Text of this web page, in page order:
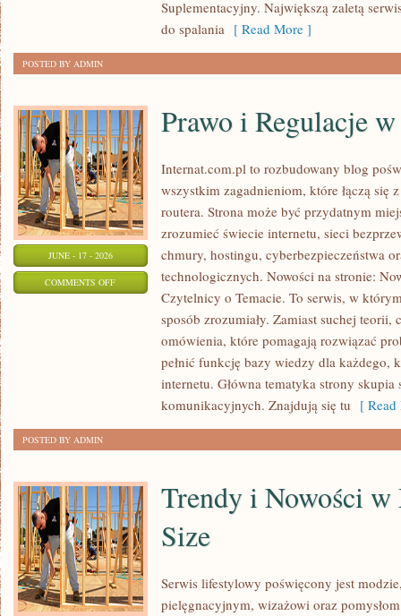
Suplementacyjny. Największą zaletą
do spalania [ Read More ]
POSTED BY ADMIN
JUNE - 17 - 2026
COMMENTS OFFON
REGULACJE
Prawo i Regulacje
Internat.com.pl to rozbudowany blog
wszystkim zagadnieniom, które łączą się
routera. Strona może być przydatnym
zrozumieć świecie internetu, sieci
chmury, hostingu, cyberbezpieczeństwa
technologicznych. Nowości na stronie:
Czytelnicy o Temacie. To serwis, w
sposób zrozumiały. Zamiast suchej
omówienia, które pomagają rozwiązać
pełnić funkcję bazy wiedzy dla każdego,
internetu. Główna tematyka strony skupia
komunikacyjnych. Znajdują się tu [
POSTED BY ADMIN
Trendy i Nowości w
Size
Serwis lifestylowy poświęcony jest
pielęgnacyjnym, wizażowi oraz